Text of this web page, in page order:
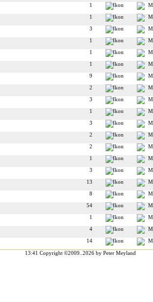
1
1
3
1
1
1
9
2
3
1
3
2
2
1
3
13
8
54
1
4
14
13:41Copyright ©2009..2026 by Peter Meyland